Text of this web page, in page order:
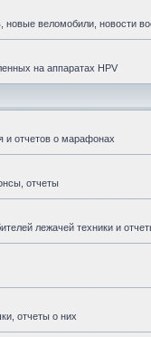
новые веломобили, новости
на аппаратах HPV
и отчетов о марафонах
отчеты
лежачей техники и
отчеты о них